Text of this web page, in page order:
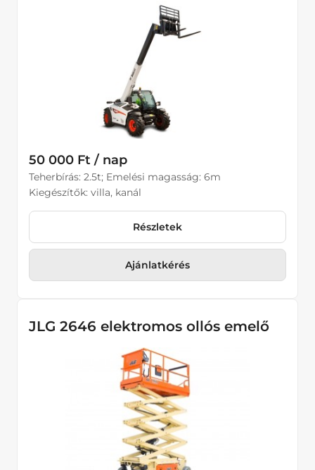
50 000 Ft / nap
Teherbírás: 2.5t; Emelési magasság: 6m
Kiegészítők: villa, kanál
Részletek
Ajánlatkérés
JLG 2646 elektromos ollós emelő